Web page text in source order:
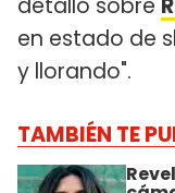
en estado de
y llorando".
TAMBIÉN TE